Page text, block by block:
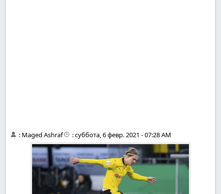
: Maged Ashraf :суббота, 6 февр. 2021 - 07:28 AM